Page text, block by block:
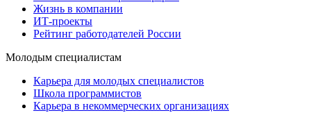
Жизнь в компании
ИТ-проекты
Рейтинг работодателей России
Молодым специалистам
Карьера для молодых специалистов
Школа программистов
Карьера в некоммерческих организациях